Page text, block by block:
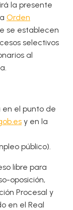
la presente
Orden
se establecen
selectivos
al
el punto de
y en la
público).
libre para
oposición,
Procesal y
en el Real